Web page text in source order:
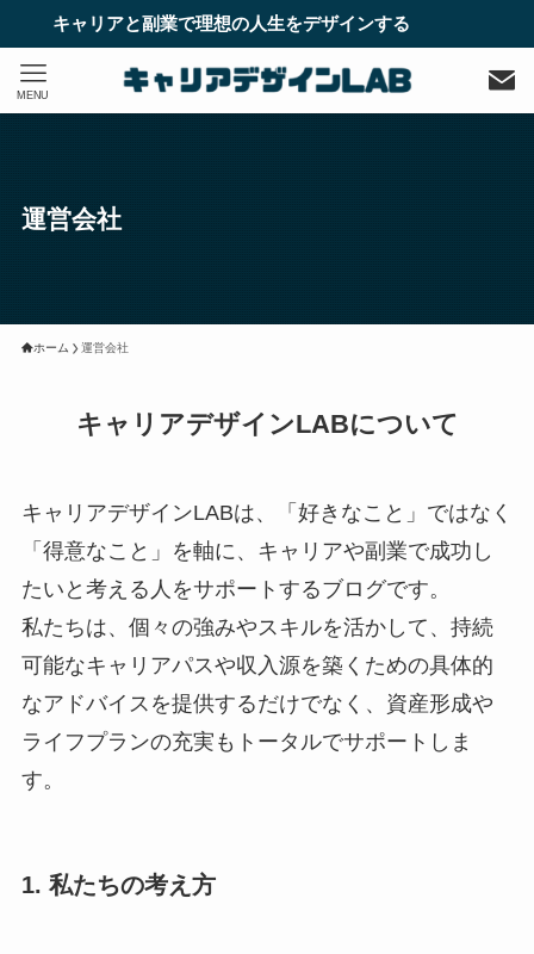
キャリアと副業で理想の人生をデザインする
MENU
運営会社
ホーム 運営会社
キャリアデザインLABについて
キャリアデザインLABは、「好きなこと」ではなく
「得意なこと」を軸に、キャリアや副業で成功し
たいと考える人をサポートするブログです。
私たちは、個々の強みやスキルを活かして、持続
可能なキャリアパスや収入源を築くための具体的
なアドバイスを提供するだけでなく、資産形成や
ライフプランの充実もトータルでサポートしま
す。
1. 私たちの考え方